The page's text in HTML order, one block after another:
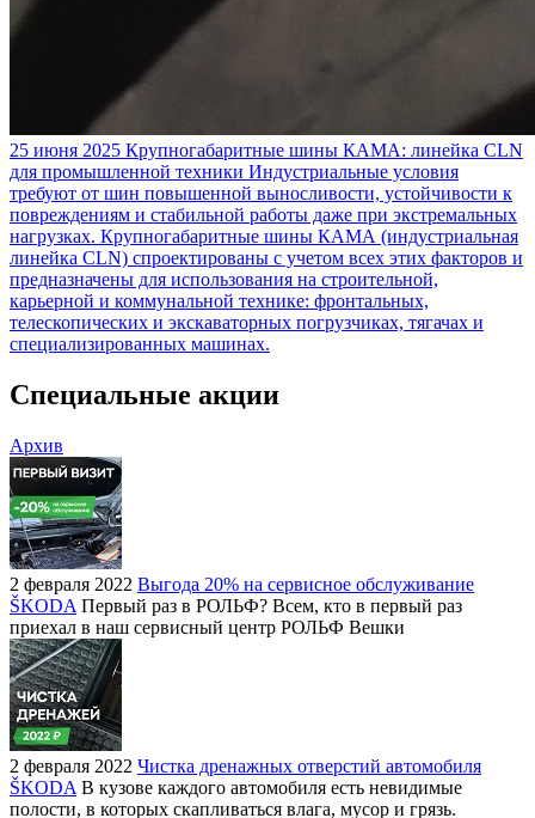
25 июня 2025 Крупногабаритные шины КАМА: линейка CLN
для промышленной техники Индустриальные условия
требуют от шин повышенной выносливости, устойчивости к
повреждениям и стабильной работы даже при экстремальных
нагрузках. Крупногабаритные шины КАМА (индустриальная
линейка CLN) спроектированы с учетом всех этих факторов и
предназначены для использования на строительной,
карьерной и коммунальной технике: фронтальных,
телескопических и экскаваторных погрузчиках, тягачах и
специализированных машинах.
Специальные акции
Архив
2 февраля 2022 Выгода 20% на сервисное обслуживание
ŠKODA Первый раз в РОЛЬФ? Всем, кто в первый раз
приехал в наш сервисный центр РОЛЬФ Вешки
2 февраля 2022 Чистка дренажных отверстий автомобиля
ŠKODA В кузове каждого автомобиля есть невидимые
полости, в которых скапливаться влага, мусор и грязь.